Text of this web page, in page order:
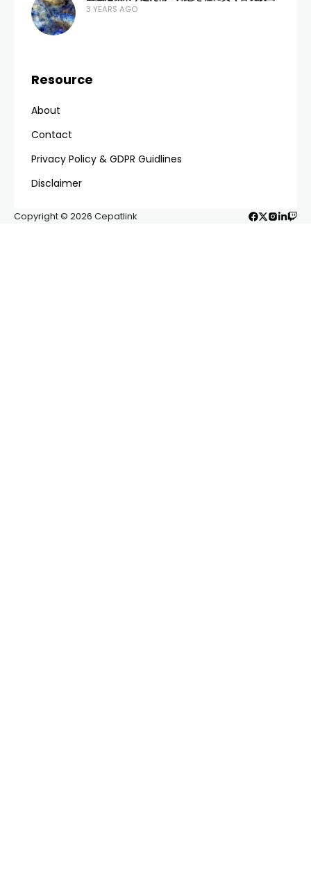
3 YEARS AGO
Resource
About
Contact
Privacy Policy & GDPR Guidlines
Disclaimer
Copyright © 2026 Cepatlink